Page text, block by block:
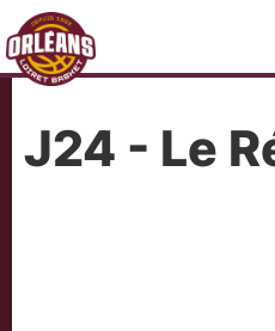
J24 - Le